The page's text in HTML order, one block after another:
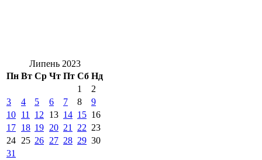
Липень 2023
Пн Вт Ср Чт Пт Сб Нд
1
2
3
4 5 6 7 8
9
10 11 12 13 14 15 16
17 18 19 20 21 22 23
24 25 26 27 28 29 30
31